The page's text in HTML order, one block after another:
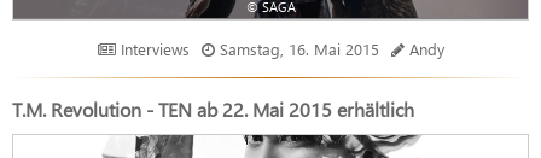
© SAGA
Interviews Samstag, 16. Mai 2015 Andy
T.M. Revolution - TEN ab 22. Mai 2015 erhältlich